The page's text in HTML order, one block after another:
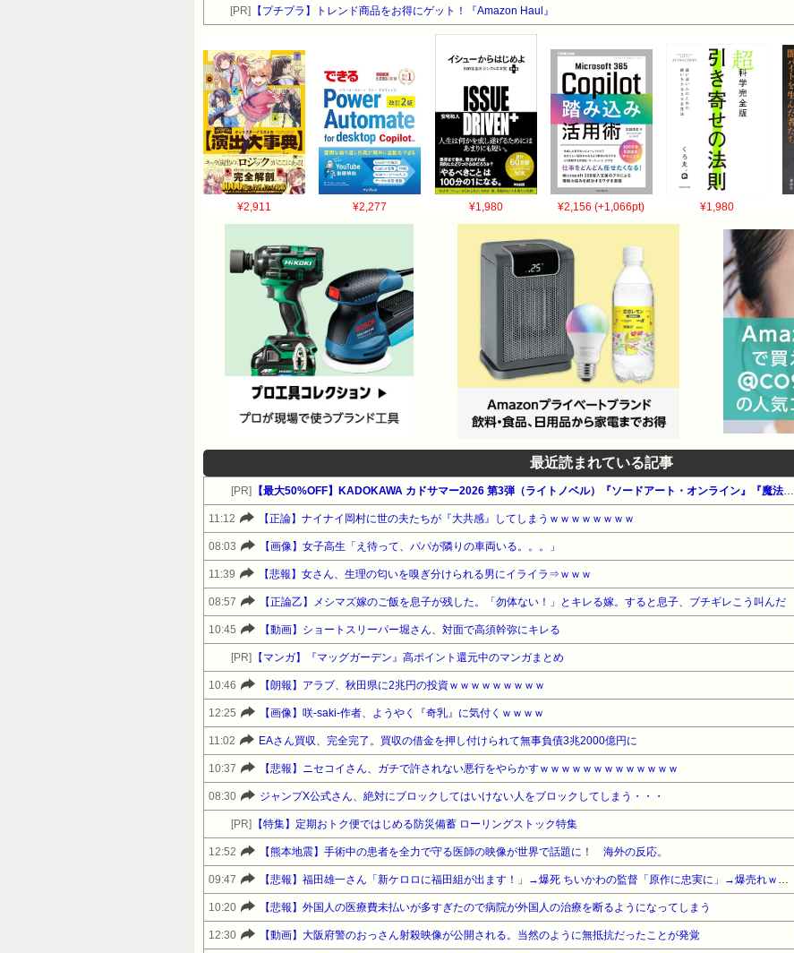
[PR] 【プチプラ】トレンド商品をお得にゲット！『Amazon Haul』
¥2,911 ¥2,277 ¥1,980 ¥2,156 (+1,066pt) ¥1,980
最近読まれている記事
[PR] 【最大50%OFF】KADOKAWA カドサマー2026 第3弾（ライトノベル）『ソードアート・オンライン』『魔法科高校の劣等生』『キノの旅』他
11:12 【正論】ナイナイ岡村に世の夫たちが『大共感』してしまうｗｗｗｗｗｗｗｗ
08:03 【画像】女子高生「え待って、パパが隣りの車両いる。。。」
11:39 【悲報】女さん、生理の匂いを嗅ぎ分けられる男にイライラ⇒ｗｗｗ
08:57 【正論乙】メシマズ嫁のご飯を息子が残した。「勿体ない！」とキレる嫁。すると息子、ブチギレこう叫んだ
10:45 【動画】ショートスリーパー堀さん、対面で高須幹弥にキレる
[PR] 【マンガ】『マッグガーデン』高ポイント還元中のマンガまとめ
10:46 【朗報】アラブ、秋田県に2兆円の投資ｗｗｗｗｗｗｗｗｗ
12:25 【画像】咲-saki-作者、ようやく『奇乳』に気付くｗｗｗｗ
11:02 EAさん買収、完全完了。買収の借金を押し付けられて無事負債3兆2000億円に
10:37 【悲報】ニセコイさん、ガチで許されない悪行をやらかすｗｗｗｗｗｗｗｗｗｗｗｗｗ
08:30 ジャンプX公式さん、絶対にブロックしてはいけない人をブロックしてしまう・・・
[PR] 【特集】定期おトク便ではじめる防災備蓄 ローリングストック特集
12:52 【熊本地震】手術中の患者を全力で守る医師の映像が世界で話題に！ 海外の反応。
09:47 【悲報】福田雄一さん「新ケロロに福田組が出ます！」→爆死 ちいかわの監督「原作に忠実に」→爆売れｗｗｗｗｗｗｗｗｗｗ
10:20 【悲報】外国人の医療費未払いが多すぎたので病院が外国人の治療を断るようになってしまう
12:30 【動画】大阪府警のおっさん射殺映像が公開される。当然のように無抵抗だったことが発覚